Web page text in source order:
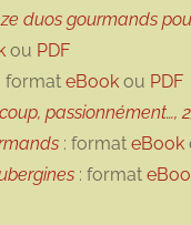
duos gourmands
ou PDF
: format eBook ou PDF
passionnément…,
: format eBook
: format